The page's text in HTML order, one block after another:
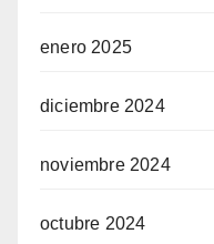
enero 2025
diciembre 2024
noviembre 2024
octubre 2024